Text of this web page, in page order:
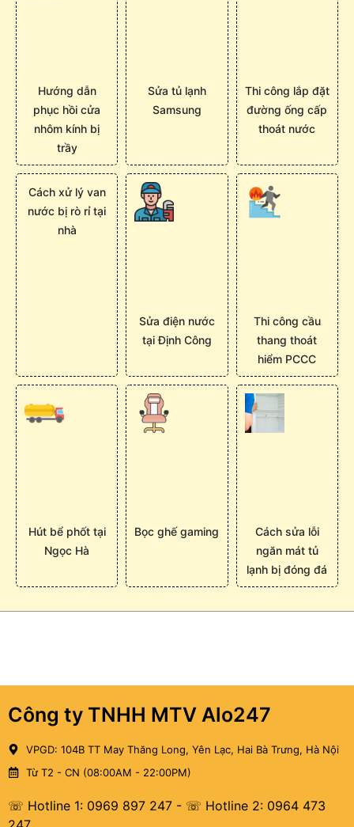
Hướng dẫn
phục hồi cửa
nhôm kính bị
trầy
Sửa tủ lạnh
Samsung
Thi công lắp đặt
đường ống cấp
thoát nước
Cách xử lý van
nước bị rò rỉ tại
nhà
Sửa điện nước
tại Định Công
Thi công cầu
thang thoát
hiểm PCCC
Hút bể phốt tại
Ngọc Hà
Bọc ghế gaming
Cách sửa lỗi
ngăn mát tủ
lạnh bị đóng đá
Công ty TNHH MTV Alo247
VPGD: 104B TT May Thăng Long, Yên Lạc, Hai Bà Trưng, Hà Nội
Từ T2 - CN (08:00AM - 22:00PM)
☏ Hotline 1: 0969 897 247 - ☏ Hotline 2: 0964 473